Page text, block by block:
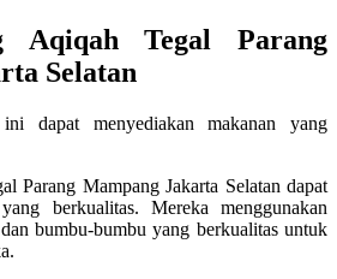
Aqiqah Tegal Parang
Selatan
dapat menyediakan makanan yang
Parang Mampang Jakarta Selatan dapat
berkualitas. Mereka menggunakan
bumbu-bumbu yang berkualitas untuk